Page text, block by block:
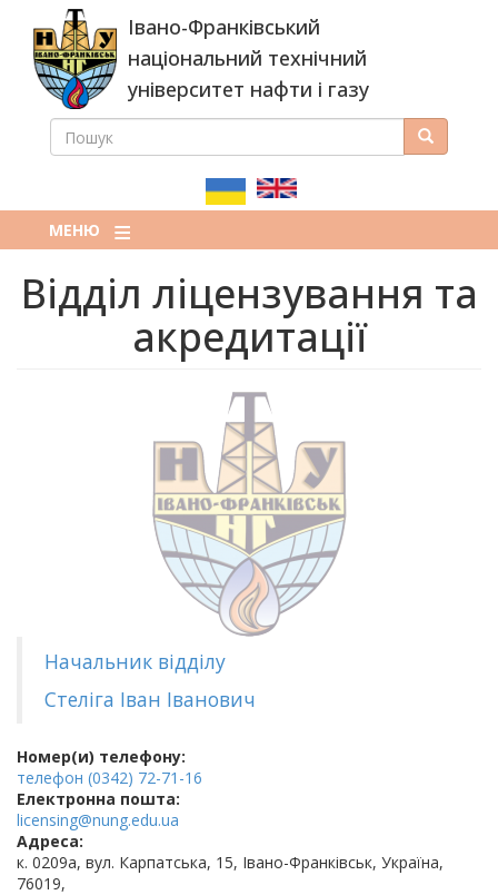
основного
вмісту
Івано-Франківський
національний технічний
університет нафти і газу
ПОШУКОВА
ПОШУК Пошук
МЕНЮ
Відділ ліцензування та
акредитації
Начальник відділу
Стеліга Іван Іванович
Номер(и) телефону:
телефон (0342) 72-71-16
Електронна пошта:
licensing@nung.edu.ua
Адреса:
к. 0209а, вул. Карпатська, 15, Івано-Франківськ, Україна,
76019,